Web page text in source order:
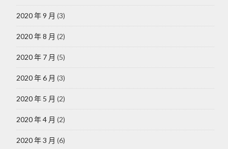
2020 年 9 月 (3)
2020 年 8 月 (2)
2020 年 7 月 (5)
2020 年 6 月 (3)
2020 年 5 月 (2)
2020 年 4 月 (2)
2020 年 3 月 (6)